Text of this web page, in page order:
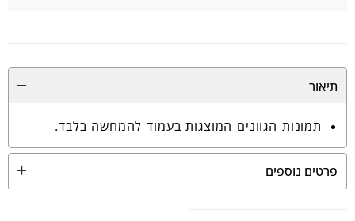
תיאור
תמונות הגוונים המוצגות בעמוד להמחשה בלבד.
פרטים נוספים